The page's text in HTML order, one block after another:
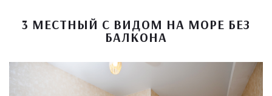
3 МЕСТНЫЙ С ВИДОМ НА МОРЕ БЕЗ
БАЛКОНА